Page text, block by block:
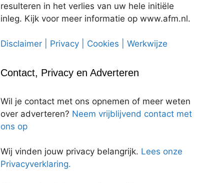
resulteren in het verlies van uw hele initiële
inleg. Kijk voor meer informatie op www.afm.nl.
Disclaimer | Privacy | Cookies | Werkwijze
Contact, Privacy en Adverteren
Wil je contact met ons opnemen of meer weten
over adverteren? Neem vrijblijvend contact met
ons op
Wij vinden jouw privacy belangrijk. Lees onze
Privacyverklaring.